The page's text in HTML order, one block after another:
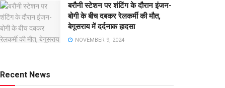
बरौनी स्टेशन पर शंटिंग के दौरान इंजन-
बोगी के बीच दबकर रेलकर्मी की मौत,
बेगूसराय में दर्दनाक हादसा
NOVEMBER 9, 2024
Recent News